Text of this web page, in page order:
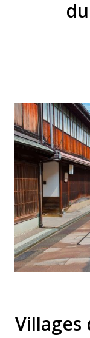
Villages